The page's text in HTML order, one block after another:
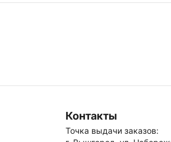
Контакты
Точка выдачи заказов: